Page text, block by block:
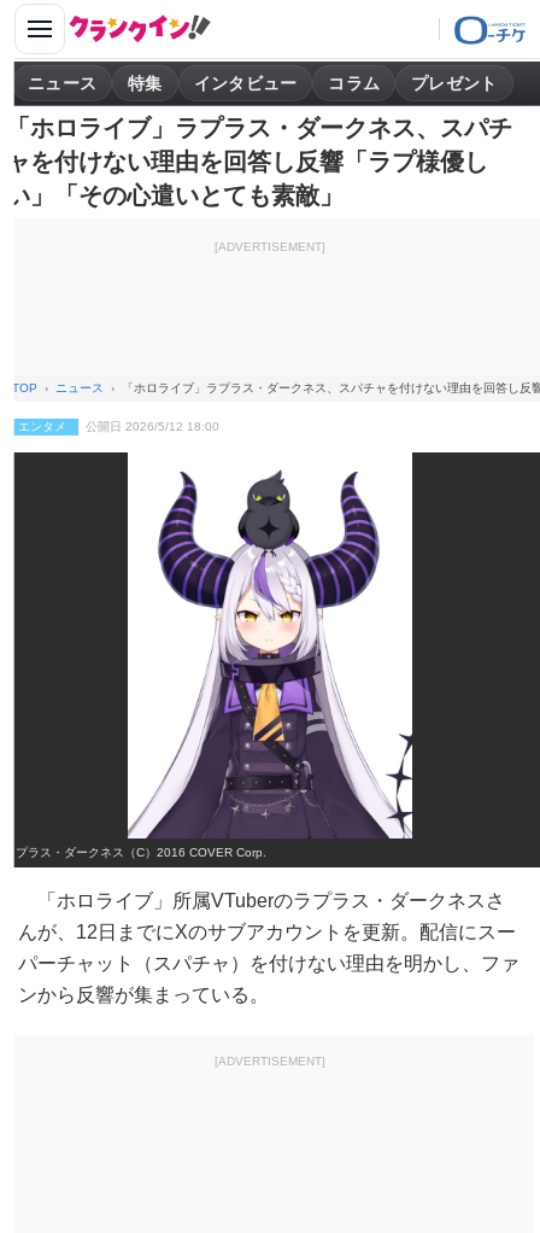
ニュース 特集 インタビュー コラム プレゼント
「ホロライブ」ラプラス・ダークネス、スパチ
ャを付けない理由を回答し反響「ラプ様優し
い」「その心遣いとても素敵」
[ADVERTISEMENT]
TOP ニュース 「ホロライブ」ラプラス・ダークネス、スパチャを付けない理由を回答し
エンタメ 公開日 2026/5/12 18:00
ラプラス・ダークネス（C）2016 COVER Corp.
「ホロライブ」所属VTuberのラプラス・ダークネスさ
んが、12日までにXのサブアカウントを更新。配信にスー
パーチャット（スパチャ）を付けない理由を明かし、ファ
ンから反響が集まっている。
[ADVERTISEMENT]